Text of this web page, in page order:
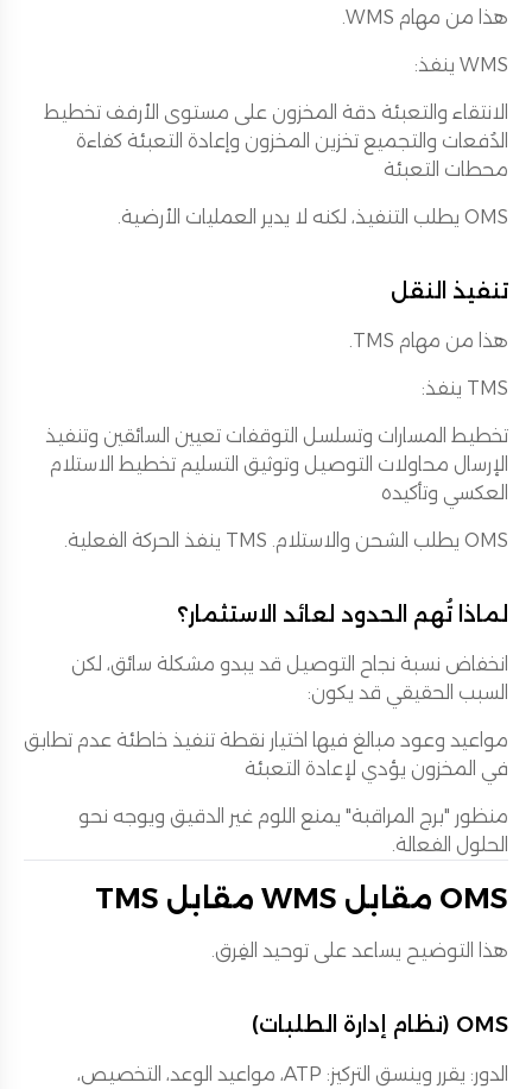
هذا من مهام WMS.
WMS ينفذ:
الانتقاء والتعبئة دقة المخزون على مستوى الأرفف تخطيط
الدُفعات والتجميع تخزين المخزون وإعادة التعبئة كفاءة
محطات التعبئة
OMS يطلب التنفيذ، لكنه لا يدير العمليات الأرضية.
تنفيذ النقل
هذا من مهام TMS.
TMS ينفذ:
تخطيط المسارات وتسلسل التوقفات تعيين السائقين وتنفيذ
الإرسال محاولات التوصيل وتوثيق التسليم تخطيط الاستلام
العكسي وتأكيده
OMS يطلب الشحن والاستلام. TMS ينفذ الحركة الفعلية.
لماذا تُهم الحدود لعائد الاستثمار؟
انخفاض نسبة نجاح التوصيل قد يبدو مشكلة سائق، لكن
السبب الحقيقي قد يكون:
مواعيد وعود مبالغ فيها اختيار نقطة تنفيذ خاطئة عدم تطابق
في المخزون يؤدي لإعادة التعبئة
منظور "برج المراقبة" يمنع اللوم غير الدقيق ويوجه نحو
الحلول الفعالة.
OMS مقابل WMS مقابل TMS
هذا التوضيح يساعد على توحيد الفِرق.
OMS (نظام إدارة الطلبات)
الدور: يقرر وينسق التركيز: ATP، مواعيد الوعد، التخصيص،